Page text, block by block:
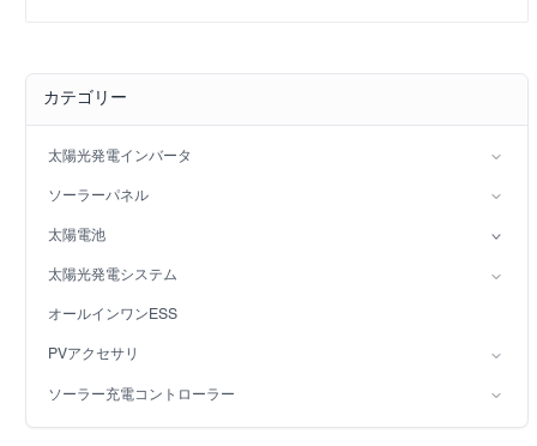
カテゴリー
太陽光発電インバータ
分相インバータ
ハイブリッドソーラーインバータ（IP21）
ハイブリッドソーラーインバータ（IP65）
ソーラーパネル
単核症
太陽電池
鉛酸バッテリー
LiFePO4バッテリー
太陽光発電システム
オングリッド太陽光発電システム
オフグリッド太陽光発電システム
オールインワンESS
PVアクセサリ
ソーラーライト
Solar pump
ソーラー充電コントローラー
PWM